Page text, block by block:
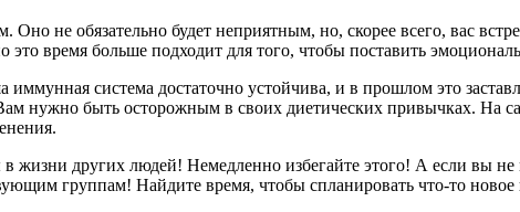
не обязательно будет неприятным, но, скорее всего, вас
это время больше подходит для того, чтобы поставить
система достаточно устойчива, и в прошлом это
нужно быть осторожным в своих диетических привычках. На
жизни других людей! Немедленно избегайте этого! А если вы
группам! Найдите время, чтобы спланировать что-то новое